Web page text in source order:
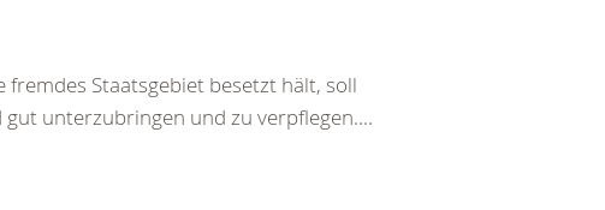
fremdes Staatsgebiet besetzt hält, soll
unterzubringen und zu verpflegen....